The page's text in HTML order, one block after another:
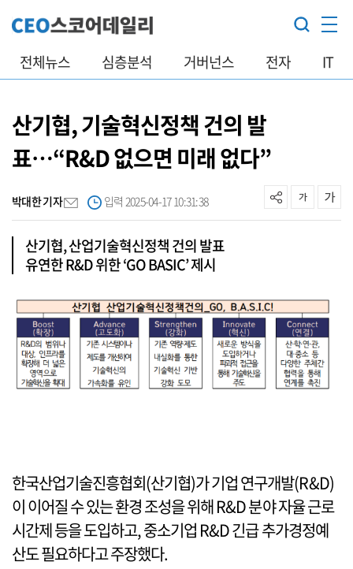
전체뉴스 심층분석 거버넌스 전자 IT
산기협, 기술혁신정책 건의 발
표…“R&D 없으면 미래 없다”
박대한 기자 입력 2025-04-17 10:31:38
산기협, 산업기술혁신정책 건의 발표
유연한 R&D 위한 ‘GO BASIC’ 제시
한국산업기술진흥협회(산기협)가 기업 연구개발(R&D)
이 이어질 수 있는 환경 조성을 위해 R&D 분야 자율 근로
시간제 등을 도입하고, 중소기업 R&D 긴급 추가경정예
산도 필요하다고 주장했다.